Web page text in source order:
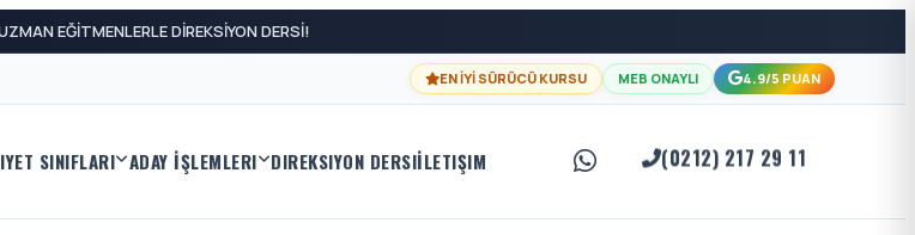
EĞİTMENLERLE DİREKSİYON DERSİ!
EN İYİ SÜRÜCÜ KURSU MEB ONAYLI 4.9/5 PUAN
SINIFLARI ADAY İŞLEMLERI DIREKSIYON DERSIİLETIŞIM (0212) 217 29 11